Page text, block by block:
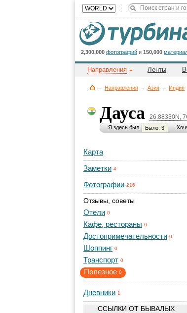
2,300,000 фотографий и 150,000
Направления Ленты
→ Направления → Азия → Индия
Дауса 26.88330N,
Я здесь был Было: 3
Карта
Заметки 4
Фотографии 216
Отзывы, советы
Отели 0
Кафе, рестораны 0
Достопримечательности 0
Шоппинг 0
Транспорт 0
Полезное 0
Дневники 1
ССЫЛКИ ОТ БЫВАЛЫХ